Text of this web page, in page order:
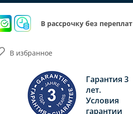
В рассрочку без переплат
Гарантия 3
лет.
Условия
гарантии
В избранное